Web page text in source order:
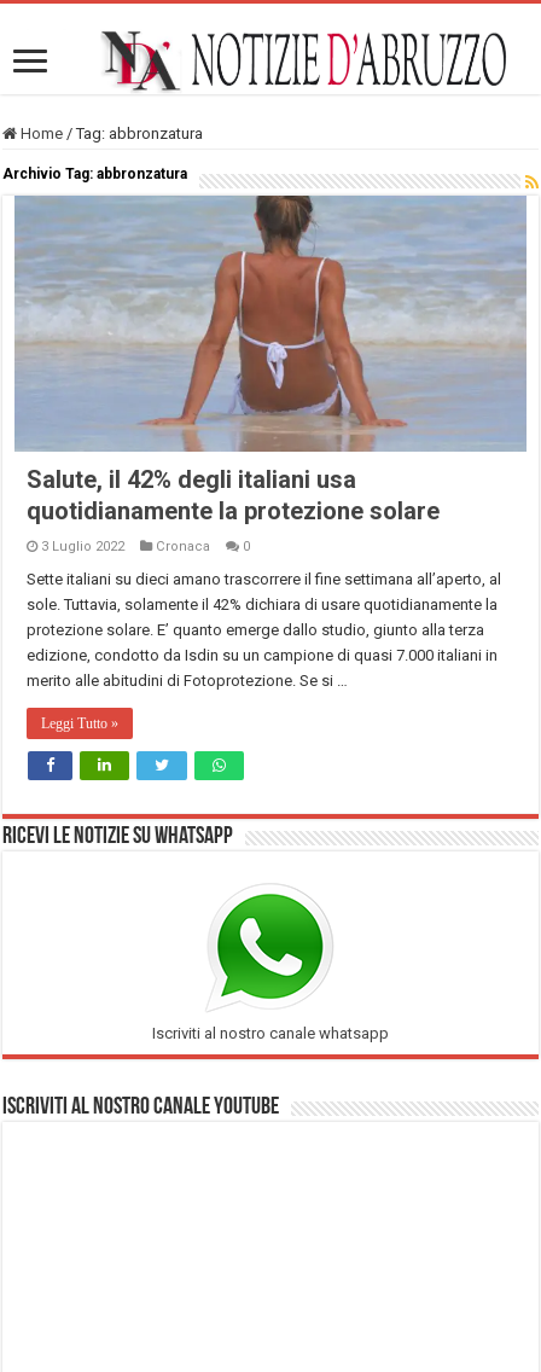
Home / Tag: abbronzatura
Archivio Tag:abbronzatura
Salute, il 42% degli italiani usa
quotidianamente la protezione solare
3 Luglio 2022 Cronaca 0
Sette italiani su dieci amano trascorrere il fine settimana all’aperto, al
sole. Tuttavia, solamente il 42% dichiara di usare quotidianamente la
protezione solare. E’ quanto emerge dallo studio, giunto alla terza
edizione, condotto da Isdin su un campione di quasi 7.000 italiani in
merito alle abitudini di Fotoprotezione. Se si …
Leggi Tutto »
Ricevi le notizie su Whatsapp
Iscriviti al nostro canale whatsapp
Iscriviti al nostro Canale Youtube